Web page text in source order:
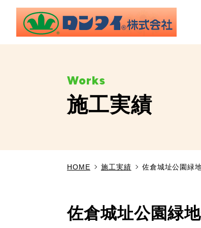
施工実績
HOME 施工実績 佐倉城址公園緑
佐倉城址公園緑